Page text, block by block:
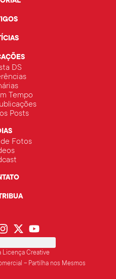
DS
Tempo
Posts
Fotos
Licença Creative
– Partilha nos Mesmos